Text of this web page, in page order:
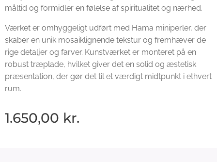
måltid og formidler en følelse af spiritualitet og nærhed.
Værket er omhyggeligt udført med Hama miniperler, der
skaber en unik mosaiklignende tekstur og fremhæver de
rige detaljer og farver. Kunstværket er monteret på en
robust træplade, hvilket giver det en solid og æstetisk
præsentation, der gør det til et værdigt midtpunkt i ethvert
rum.
1.650,00 kr.